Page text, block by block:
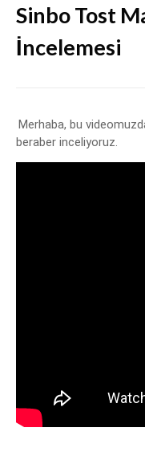
Sinbo Tost
İncelemesi
Merhaba, bu
beraber inceliyoruz.